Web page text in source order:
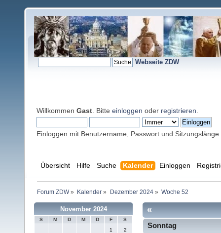
Webseite ZDW
Willkommen Gast . Bitte einloggen oder registrieren
Einloggen mit Benutzername, Passwort und Sitzungslänge
Übersicht Hilfe Suche Kalender Einloggen
Forum ZDW» Kalender » Dezember 2024» Woche 52
November 2024
S M D M D F
S
1
2
«
Sonntag